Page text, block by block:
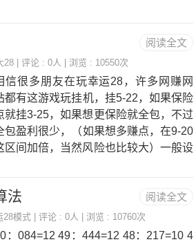
尽头，不然，赢个几十亿几百亿那还了
,t0Y9U7G7^$K0W1|6.冲动是魔鬼，不
动是穷鬼，胡乱的冲动使你归零，理智
冲动造就亿万富翁4K:q*l$w)M;L4U;|7.
了一把你下把不敢多压，但是输了你下
却想翻倍压——学会逆向为之4j%|"f&n
阅读全文
28 | 评论 : 0人 | 浏览 : 10550次
信很多朋友在玩幸运28，许多网赚网
都有这游戏玩挂机，挂5-22，如果保险
就挂3-25，如果想更保险就全包，不过
包盈利很少，（如果想多赚点，在9-20
区间加倍，当然风险也比较大）一般设
。买相反，这把开单下把就压双，开双
把就押单，不中就加倍，直到开为止，
意！这招成功几率很大，但是如果运气
阅读全文
法
28模式 | 评论 : 0人 | 浏览 : 10760次
：084=12 49：444=12 48：217=10 4